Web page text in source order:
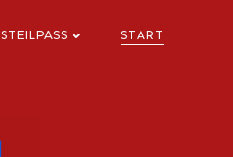
STEILPASS START